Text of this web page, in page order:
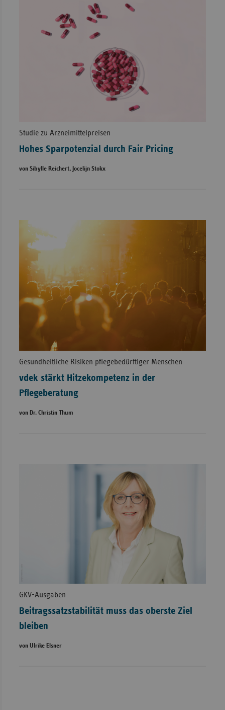
Studie zu Arzneimittelpreisen
Hohes Sparpotenzial durch Fair Pricing
von Sibylle Reichert, Jocelijn Stokx
Gesundheitliche Risiken pflegebedürftiger Menschen
vdek stärkt Hitzekompetenz in der
Pflegeberatung
von Dr. Christin Thum
GKV-Ausgaben
Beitragssatzstabilität muss das oberste Ziel
bleiben
von Ulrike Elsner